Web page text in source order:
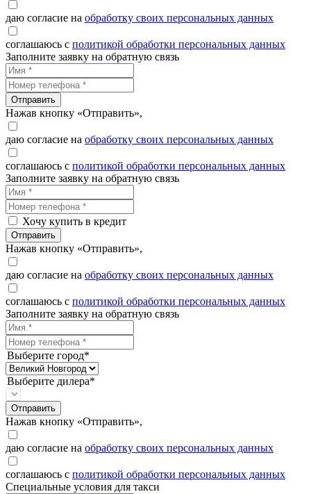
даю согласие на обработку своих персональных данных
соглашаюсь с политикой обработки персональных данных
Заполните заявку на обратную связь
Отправить
Нажав кнопку «Отправить»,
даю согласие на обработку своих персональных данных
соглашаюсь с политикой обработки персональных данных
Заполните заявку на обратную связь
Хочу купить в кредит
Отправить
Нажав кнопку «Отправить»,
даю согласие на обработку своих персональных данных
соглашаюсь с политикой обработки персональных данных
Заполните заявку на обратную связь
Выберите город*
Выберите дилера*
Отправить
Нажав кнопку «Отправить»,
даю согласие на обработку своих персональных данных
соглашаюсь с политикой обработки персональных данных
Специальные условия для такси